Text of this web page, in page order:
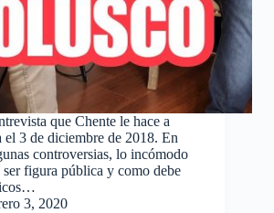
que Chente le hace a
3 de diciembre de 2018. En
controversias, lo incómodo
ser figura pública y como debe
3, 2020